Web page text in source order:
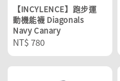
【INCYLENCE】跑步運
動機能襪 Diagonals
Navy Canary
Regular
price
NT$ 780